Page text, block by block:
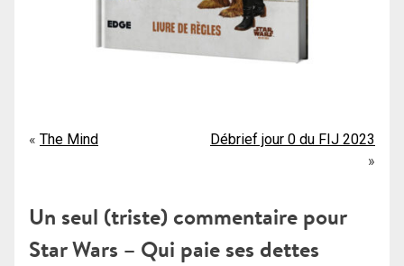
Navigation
l’article
The Mind Débrief jour 0 du FIJ 2023
Un seul (triste) commentaire pour
Star Wars – Qui paie ses dettes